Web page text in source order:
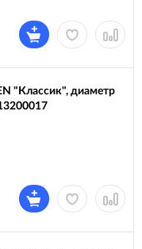
"Классик", диаметр